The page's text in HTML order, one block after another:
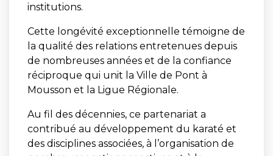
institutions.
Cette longévité exceptionnelle témoigne de
la qualité des relations entretenues depuis
de nombreuses années et de la confiance
réciproque qui unit la Ville de Pont à
Mousson et la Ligue Régionale.
Au fil des décennies, ce partenariat a
contribué au développement du karaté et
des disciplines associées, à l’organisation de